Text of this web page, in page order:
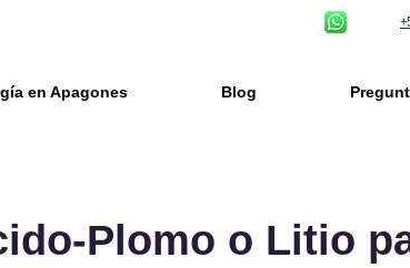
en Apagones Blog
Plomo o Litio